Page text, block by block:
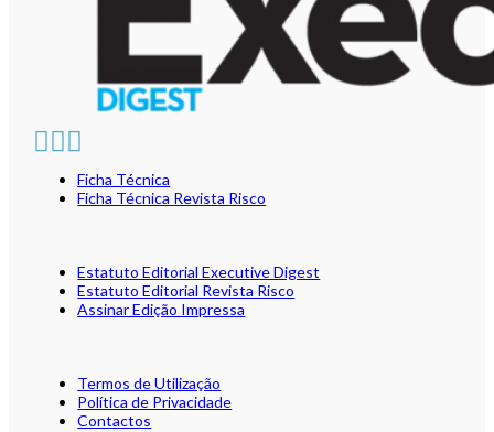
Ficha Técnica
Ficha Técnica Revista Risco
Estatuto Editorial Executive Digest
Estatuto Editorial Revista Risco
Assinar Edição Impressa
Termos de Utilização
Política de Privacidade
Contactos